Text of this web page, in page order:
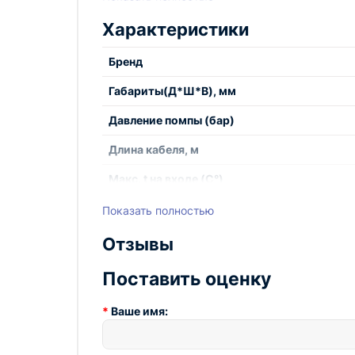
справляется с загрязнениями различного
надежность в работе. Закажите
Характеристики
Бренд
Габариты(Д*Ш*В), мм
Давление помпы (бар)
Длина кабеля, м
Макс. t на входе (С°)
Материал корпуса
Материал помпы
Показать полностью
Отзывы
Поставить оценку
Ваше имя: